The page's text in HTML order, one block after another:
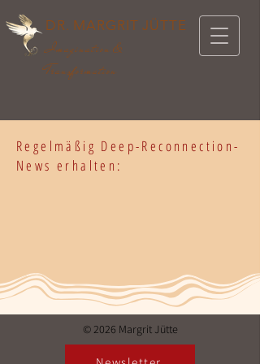
DR. MARGRIT JÜTTE
Imagination &
Transformation
Regelmäßig Deep-Reconnection-
News erhalten:
© 2026 Margrit Jütte